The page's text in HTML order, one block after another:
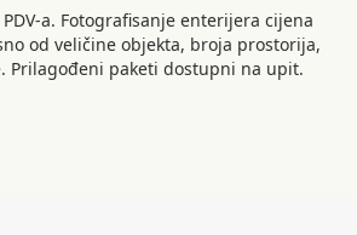
a. Fotografisanje enterijera cijena
od veličine objekta, broja prostorija,
Prilagođeni paketi dostupni na upit.